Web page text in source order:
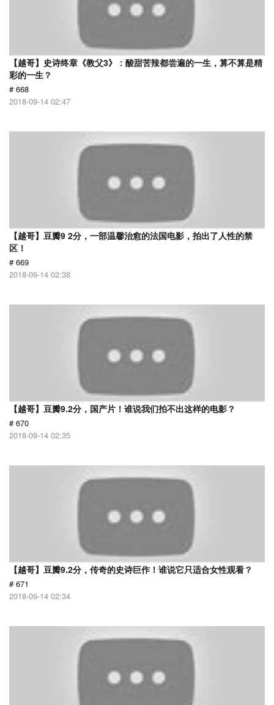
【越哥】史诗终章《教父3》：酸甜苦辣都尝遍的一生，算不算是精
彩的一生？
# 668
2018-09-14 02:47
【越哥】豆瓣9 2分，一部温馨治愈的法国电影，拍出了人性的禁
区！
# 669
2018-09-14 02:38
【越哥】豆瓣9.2分，国产片！谁说我们拍不出这样的电影？
# 670
2018-09-14 02:35
【越哥】豆瓣9.2分，传奇的史诗巨作！谁说它只适合女性观看？
# 671
2018-09-14 02:34